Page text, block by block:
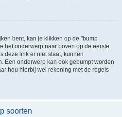
bent, kan je klikken op de "bump
het onderwerp naar boven op de eerste
deze link er niet staat, kunnen
Een onderwerp kan ook gebumpt worden
hou hierbij wel rekening met de regels
soorten